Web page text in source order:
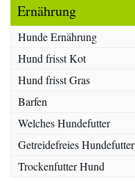
Ernährung
Hunde Ernährung
Hund frisst Kot
Hund frisst Gras
Barfen
Welches Hundefutter
Getreidefreies Hundefutter
Trockenfutter Hund